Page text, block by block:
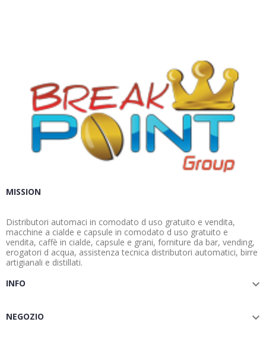
MISSION
Distributori automaci in comodato d uso gratuito e vendita,
macchine a cialde e capsule in comodato d uso gratuito e
vendita, caffè in cialde, capsule e grani, forniture da bar, vending,
erogatori d acqua, assistenza tecnica distributori automatici, birre
artigianali e distillati.
INFO

NEGOZIO 